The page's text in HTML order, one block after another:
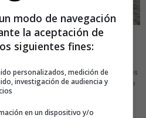
puede ser dulce
guerra de chocolate. Textual. A través
granadas, soldados y tanques de
modo de navegación
la aceptación de
siguientes fines:
personalizados, medición de
investigación de audiencia y
en un dispositivo y/o